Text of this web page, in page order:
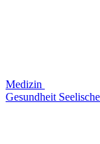
Medizin
Gesundheit